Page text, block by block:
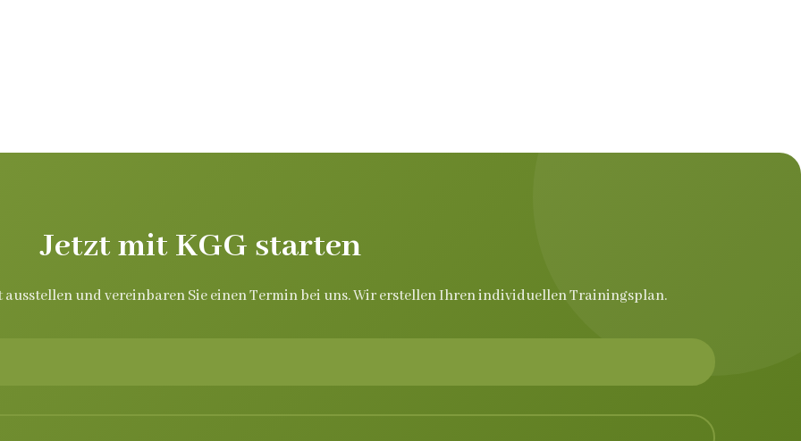
Jetzt mit KGG starten
ausstellen und vereinbaren Sie einen Termin bei uns. Wir erstellen Ihren individuellen Trainingsplan.